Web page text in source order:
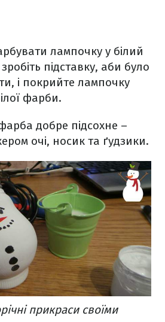
лампочку у білий
підставку, аби було
і покрийте лампочку
фарби.
добре підсохне –
очі, носик та ґудзики.
прикраси своїми